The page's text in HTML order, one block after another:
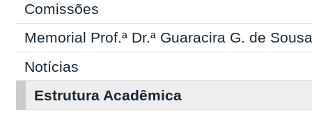
Comissões
Memorial Prof.ª Dr.ª Guaracira G. de Sousa
Notícias
Estrutura Acadêmica